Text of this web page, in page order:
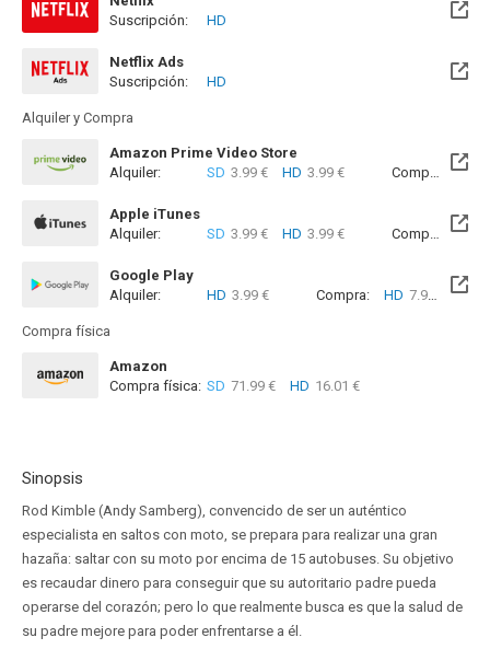
Suscripción:
HD
Netflix Ads
Suscripción:
HD
Alquiler y Compra
Amazon Prime Video Store
Alquiler:
SD 3.99 € HD 3.99 € Compra: SD
Apple iTunes
Alquiler:
SD 3.99 € HD 3.99 € Compra: SD
Google Play
Alquiler:
HD 3.99 € Compra: HD 7.99 €
Compra física
Amazon
Compra física: SD 71.99 € HD 16.01 €
Sinopsis
Rod Kimble (Andy Samberg), convencido de ser un auténtico
especialista en saltos con moto, se prepara para realizar una gran
hazaña: saltar con su moto por encima de 15 autobuses. Su objetivo
es recaudar dinero para conseguir que su autoritario padre pueda
operarse del corazón; pero lo que realmente busca es que la salud de
su padre mejore para poder enfrentarse a él.